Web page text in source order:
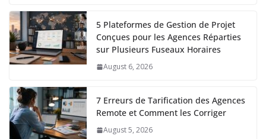
5 Plateformes de Gestion de Projet
Conçues pour les Agences Réparties
sur Plusieurs Fuseaux Horaires
August 6, 2026
7 Erreurs de Tarification des Agences
Remote et Comment les Corriger
August 5, 2026